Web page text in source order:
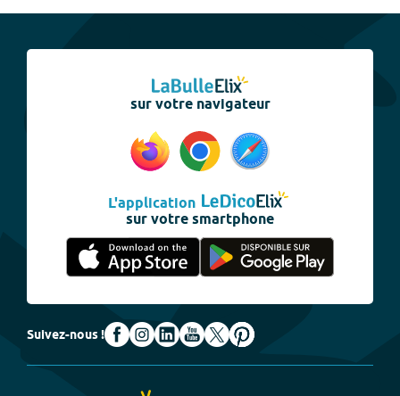
sur votre navigateur
L'application
sur votre smartphone
Suivez-nous !